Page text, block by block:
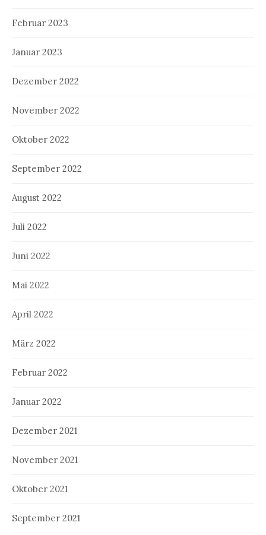
Februar 2023
Januar 2023
Dezember 2022
November 2022
Oktober 2022
September 2022
August 2022
Juli 2022
Juni 2022
Mai 2022
April 2022
März 2022
Februar 2022
Januar 2022
Dezember 2021
November 2021
Oktober 2021
September 2021